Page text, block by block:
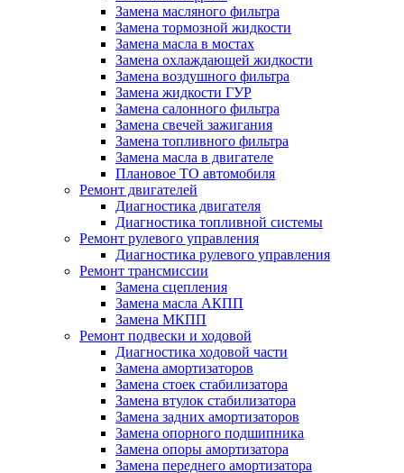
Замена масляного фильтра
Замена тормозной жидкости
Замена масла в мостах
Замена охлаждающей жидкости
Замена воздушного фильтра
Замена жидкости ГУР
Замена салонного фильтра
Замена свечей зажигания
Замена топливного фильтра
Замена масла в двигателе
Плановое ТО автомобиля
Ремонт двигателей
Диагностика двигателя
Диагностика топливной системы
Ремонт рулевого управления
Диагностика рулевого управления
Ремонт трансмиссии
Замена сцепления
Замена масла АКПП
Замена МКПП
Ремонт подвески и ходовой
Диагностика ходовой части
Замена амортизаторов
Замена стоек стабилизатора
Замена втулок стабилизатора
Замена задних амортизаторов
Замена опорного подшипника
Замена опоры амортизатора
Замена переднего амортизатора